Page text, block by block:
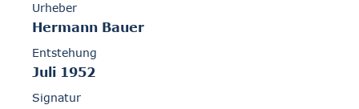
Urheber
Hermann Bauer
Entstehung
Juli 1952
Signatur